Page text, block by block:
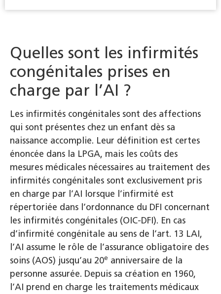
Quelles sont les infirmités
congénitales prises en
charge par l’AI ?
Les infirmités congénitales sont des affections
qui sont présentes chez un enfant dès sa
naissance accomplie. Leur définition est certes
énoncée dans la LPGA, mais les coûts des
mesures médicales nécessaires au traitement des
infirmités congénitales sont exclusivement pris
en charge par l’AI lorsque l’infirmité est
répertoriée dans l’ordonnance du DFI concernant
les infirmités congénitales (OIC-DFI). En cas
d’infirmité congénitale au sens de l’art. 13 LAI,
l’AI assume le rôle de l’assurance obligatoire des
soins (AOS) jusqu’au 20e anniversaire de la
personne assurée. Depuis sa création en 1960,
l’AI prend en charge les traitements médicaux